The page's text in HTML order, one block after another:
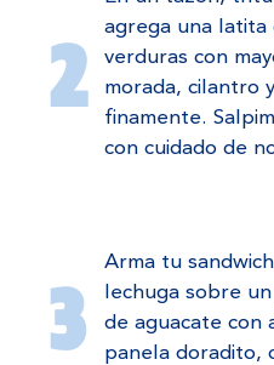
agrega una
verduras con
morada, cilantro
finamente.
con cuidado de
Arma tu
lechuga sobre
de aguacate con
panela doradito,